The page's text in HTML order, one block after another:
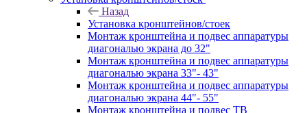
Назад
Установка кронштейнов/стоек
Монтаж кронштейна и подвес аппаратуры
диагональю экрана до 32"
Монтаж кронштейна и подвес аппаратуры
диагональю экрана 33"- 43"
Монтаж кронштейна и подвес аппаратуры
диагональю экрана 44"- 55"
Монтаж кронштейна и подвес ТВ